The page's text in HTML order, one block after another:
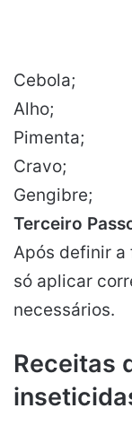
Cebola;
Alho;
Pimenta;
Cravo;
Gengibre;
Terceiro
Após definir a
só aplicar
necessários.
Receitas